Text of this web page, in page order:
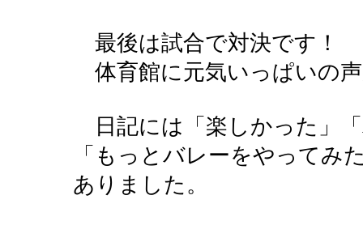
最後は試合で対決です！
体育館に元気いっぱいの
日記には「楽しかった」
「もっとバレーをやってみ
ありました。